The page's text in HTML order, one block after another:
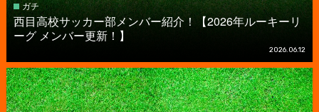
ガチ
西目高校サッカー部メンバー紹介！【2026年ルーキーリ
ーグ メンバー更新！】
2026.06.12